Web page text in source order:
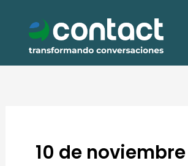
contenido
10 de